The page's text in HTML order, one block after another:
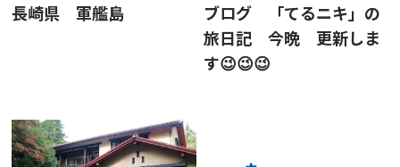
長崎県 軍艦島
ブログ 「てるニキ」の
旅日記 今晩 更新しま
す😉😉😉